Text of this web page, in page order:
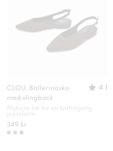
CLOU, Ballerinasko
med slingback
4.1
Mykere for for en behagelig
passform
349 kr